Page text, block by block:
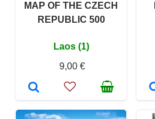
MAP OF THE CZECH
REPUBLIC 500
Laos (1)
9,00 €